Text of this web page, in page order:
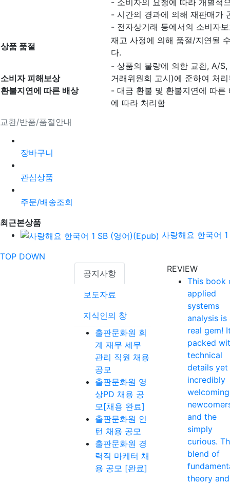
교환/반품/품절안내
- 소비자의 요청에 따라 개별적
- 시간의 경과에 의해 재판매가
- 전자상거래 등에서의 소비자
상품 품절
재고 사정에 의해 품절/지연될
다.
소비자 피해보상
환불지연에 따른 배상
- 상품의 불량에 의한 교환, A/
거래위원회 고시)에 준하여 처
- 대금 환불 및 환불지연에 따른
에 따라 처리함
장바구니
관심상품
주문/배송조회
최근본상품
사랑해요 한국어
TOP DOWN
공지사항
보도자료
지식인의 창
출판문화원 회
계 재무 세무
관리 직원 채용
공모
출판문화원 영
상PD 채용 공
모[채용 완료]
출판문화원 인
턴 채용 공모
출판문화원 경
력직 마케터 채
용 공모 [완료]
REVIEW
This book
applied
systems
analysis is
real gem!
packed
technical
details yet
incredibly
and the
simply
curious.
blend of
theory and